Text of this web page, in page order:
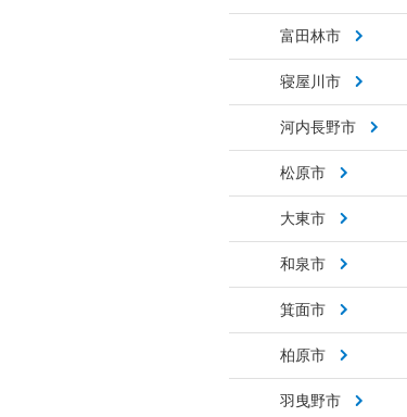
富田林市
寝屋川市
河内長野市
松原市
大東市
和泉市
箕面市
柏原市
羽曳野市